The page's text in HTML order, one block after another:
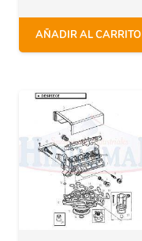
AÑADIR AL CARRITO